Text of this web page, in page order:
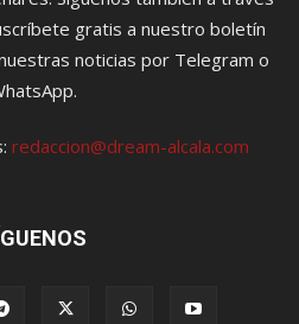
gratis a nuestro boletín
noticias por Telegram o
redaccion@dream-alcala.com